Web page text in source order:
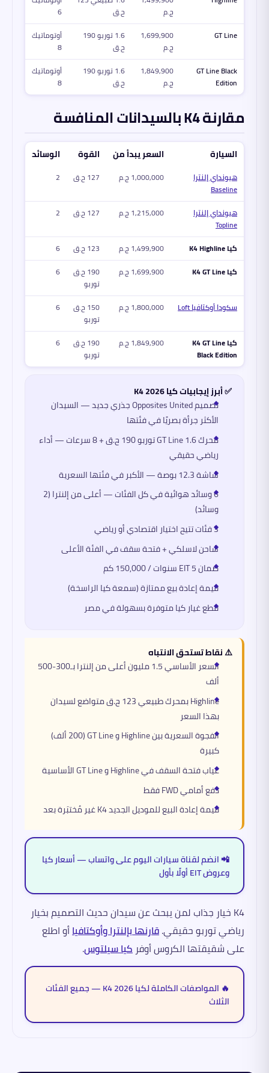
ج.م
ح.ق
6
GT Line
1,699,900
ج.م
1.6 توربو 190
ح.ق
أوتوماتيك
8
GT Line Black
Edition
1,849,900
ج.م
1.6 توربو 190
ح.ق
أوتوماتيك
8
مقارنة K4 بالسيدانات المنافسة
السيارة السعر يبدأ من القوة الوسائد
هيونداي إلنترا
Baseline
1,000,000 ج.م 127 ح.ق 2
هيونداي إلنترا
Topline
1,215,000 ج.م 127 ح.ق 2
كيا K4 Highline 1,499,900 ج.م 123 ح.ق
6
كيا K4 GT Line
1,699,900 ج.م
190 ح.ق
توربو
6
سكودا أوكتافيا Loft 1,800,000 ج.م
150 ح.ق
توربو
6
كيا K4 GT Line
Black Edition
1,849,900 ج.م
190 ح.ق
توربو
6
✅ أبرز إيجابيات كيا K4 2026
تصميم Opposites United جذري جديد — السيدان
الأكثر جرأة بصريًا في فئتها
محرك GT Line 1.6 توربو 190 ح.ق + 8 سرعات — أداء
رياضي حقيقي
شاشة 12.3 بوصة — الأكبر في فئتها السعرية
6 وسائد هوائية في كل الفئات — أعلى من إلنترا (2
وسائد)
3 فئات تتيح اختيار اقتصادي أو رياضي
شاحن لاسلكي + فتحة سقف في الفئة الأعلى
ضمان EIT 5 سنوات / 150,000 كم
قيمة إعادة بيع ممتازة (سمعة كيا الراسخة)
قطع غيار كيا متوفرة بسهولة في مصر
⚠️ نقاط تستحق الانتباه
السعر الأساسي 1.5 مليون أعلى من إلنترا بـ300-500
ألف
Highline بمحرك طبيعي 123 ح.ق متواضع لسيدان
بهذا السعر
الفجوة السعرية بين Highline و GT Line (200 ألف)
كبيرة
غياب فتحة السقف في Highline و GT Line الأساسية
دفع أمامي FWD فقط
قيمة إعادة البيع للموديل الجديد K4 غير مُختبَرة بعد
📲 انضم لقناة سيارات اليوم على واتساب — أسعار كيا
وعروض EIT أولًا بأول
K4 خيار جذاب لمن يبحث عن سيدان حديث التصميم بخيار
رياضي توربو حقيقي.قارنها بإلنترا وأوكتافياأو اطلع
على شقيقتها الكروس أوفر كيا سيلتوس.
🔥 المواصفات الكاملة لكيا K4 2026 — جميع الفئات
الثلاث